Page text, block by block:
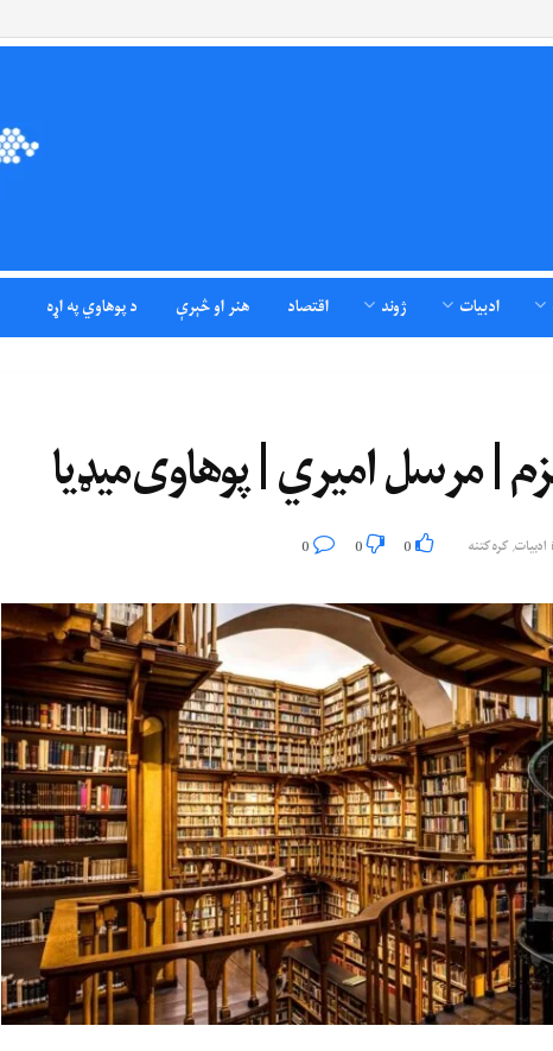
ادبیات ژوند اقتصاد هنر او څېرې د پوهاوي په اړه
| مرسل امیري | پوهاوی‌میډیا
ادبیات, کره‌کتنه 0
0